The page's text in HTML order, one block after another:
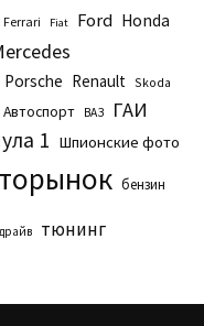
Ferrari Fiat Ford Honda
Porsche Renault Skoda
Автоспорт ВАЗ ГАИ
1 Шпионские фото
бензин
тюнинг